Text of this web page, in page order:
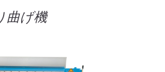
曲げ機